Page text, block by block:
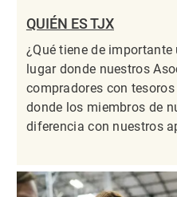
QUIÉN ES TJX
¿Qué tiene de importante
lugar donde nuestros
compradores con
donde los miembros de
diferencia con nuestros